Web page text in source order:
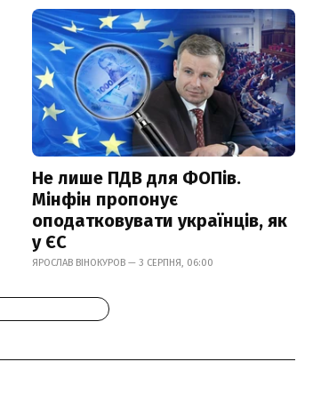
Не лише ПДВ для ФОПів.
Мінфін пропонує
оподатковувати українців, як
у ЄС
ЯРОСЛАВ ВІНОКУРОВ — 3 СЕРПНЯ, 06:00